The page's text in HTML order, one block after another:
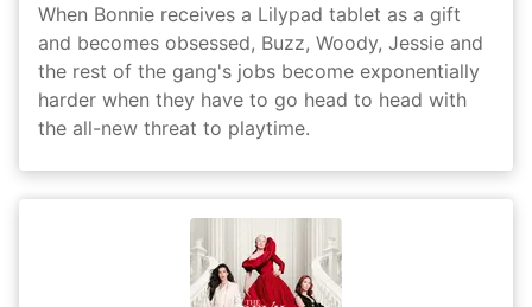
When Bonnie receives a Lilypad tablet as a gift
and becomes obsessed, Buzz, Woody, Jessie and
the rest of the gang's jobs become exponentially
harder when they have to go head to head with
the all-new threat to playtime.